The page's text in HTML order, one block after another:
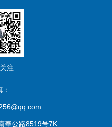
注
：
奉公路8519号7K